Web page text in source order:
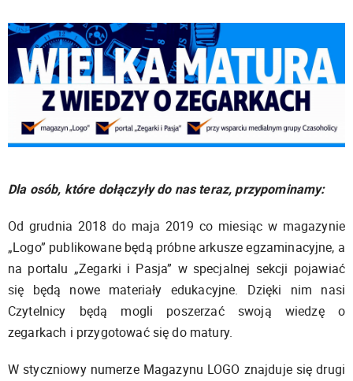
Dla osób, które dołączyły do nas teraz, przypominamy:
Od grudnia 2018 do maja 2019 co miesiąc w magazynie
„Logo” publikowane będą próbne arkusze egzaminacyjne, a
na portalu „Zegarki i Pasja” w specjalnej sekcji pojawiać
się będą nowe materiały edukacyjne. Dzięki nim nasi
Czytelnicy będą mogli poszerzać swoją wiedzę o
zegarkach i przygotować się do matury.
W styczniowy numerze Magazynu LOGO znajduje się drugi